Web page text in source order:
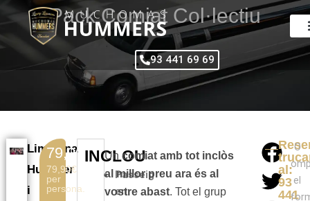
Vés
contingut
93 441 69 69
Pack Comiat Col·lectiu
Limusina
Hummer
i
79,90€
79,90€
per
persona.
INCLOU
Passeig
en
Un comiat amb tot inclòs
al millor preu ara és al
vostre abast. Tot el grup
al:
93
441
O
el